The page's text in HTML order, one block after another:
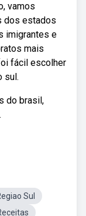
vamos
dos estados
imigrantes e
mais
fácil escolher
sul.
do brasil,
Sul